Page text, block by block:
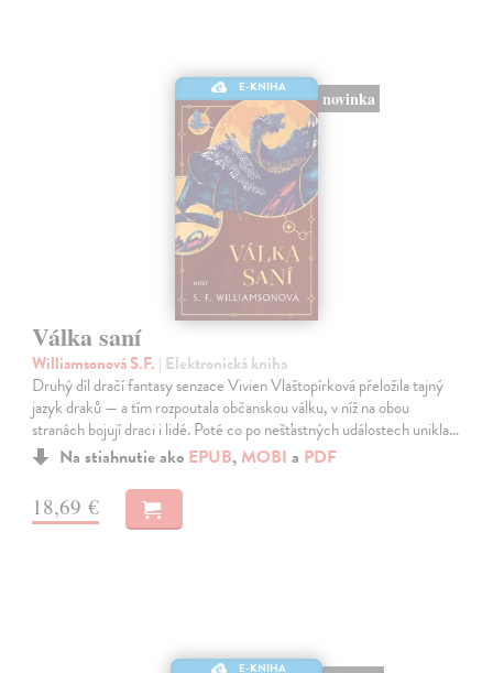
E-KNIHA
novinka
Válka saní
Williamsonová S.F. | Elektronická kniha
Druhý díl dračí fantasy senzace Vivien Vlaštopírková přeložila tajný
jazyk draků — a tím rozpoutala občanskou válku, v níž na obou
stranách bojují draci i lidé. Poté co po nešťastných událostech unikla…
Na stiahnutie ako EPUB, MOBI a PDF
18,69 €
E-KNIHA